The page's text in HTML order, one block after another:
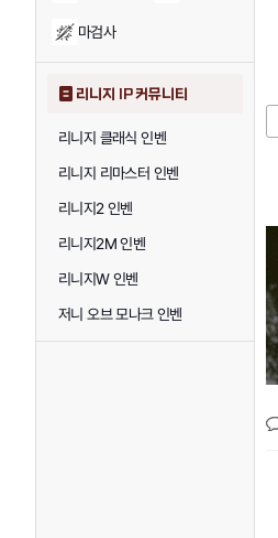
마검사
리니지 IP 커뮤니티
리니지 클래식 인벤
리니지 리마스터 인벤
리니지2 인벤
리니지2M 인벤
리니지W 인벤
저니 오브 모나크 인벤